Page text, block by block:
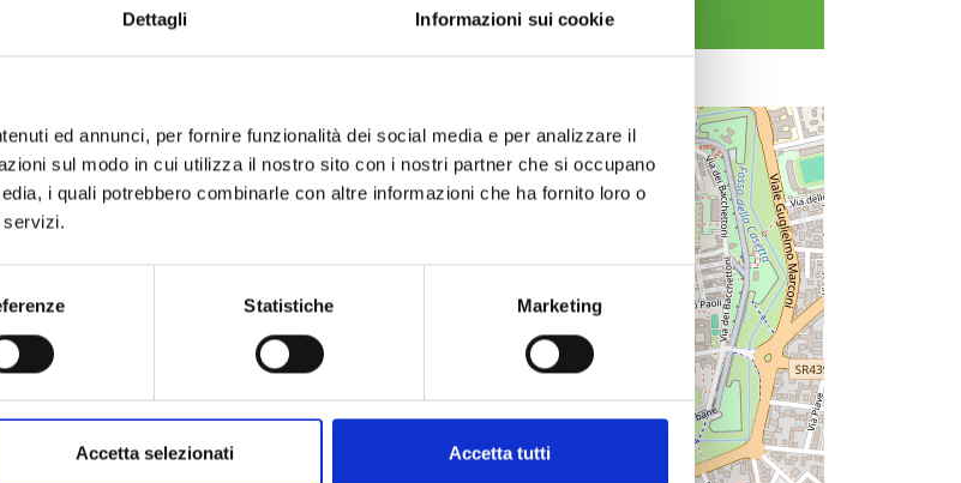
Dettagli Informazioni sui cookie
ed annunci, per fornire funzionalità dei social media e per analizzare il
sul modo in cui utilizza il nostro sito con i nostri partner che si occupano
i quali potrebbero combinarle con altre informazioni che ha fornito loro o
servizi.
Statistiche Marketing
Accetta selezionati Accetta tutti
+
−